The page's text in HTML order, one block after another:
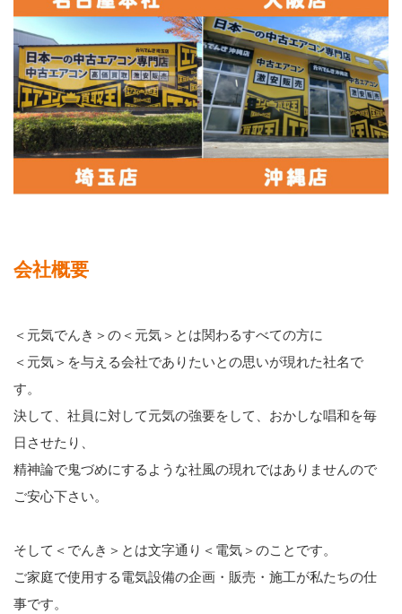
会社概要
＜元気でんき＞の＜元気＞とは関わるすべての方に
＜元気＞を与える会社でありたいとの思いが現れた社名で
す。
決して、社員に対して元気の強要をして、おかしな唱和を毎
日させたり、
精神論で鬼づめにするような社風の現れではありませんので
ご安心下さい。
そして＜でんき＞とは文字通り＜電気＞のことです。
ご家庭で使用する電気設備の企画・販売・施工が私たちの仕
事です。